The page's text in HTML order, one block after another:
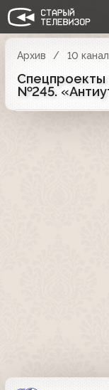
Архив 10 канал
№245.